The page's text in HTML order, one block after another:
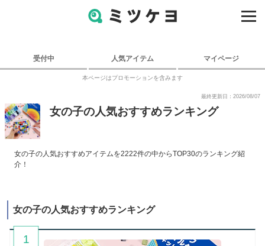
受付中 人気アイテム マイページ
本ページはプロモーションを含みます
最終更新日：2026/08/07
女の子の人気おすすめランキング
女の子の人気おすすめアイテムを2222件の中からTOP30のランキング紹
介！
女の子の人気おすすめランキング
1